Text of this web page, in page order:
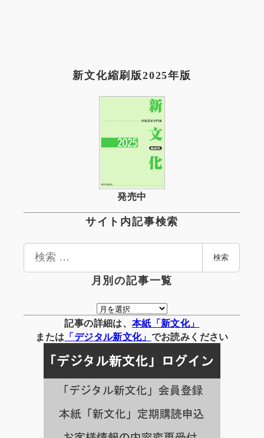
新文化縮刷版2025年版
発売中
サイト内記事検索
検
検索
月別の記事一覧
月
別
の
事
一
覧
記事の詳細は、 本紙「新文化」
または 「デジタル新文化」 でお読みください